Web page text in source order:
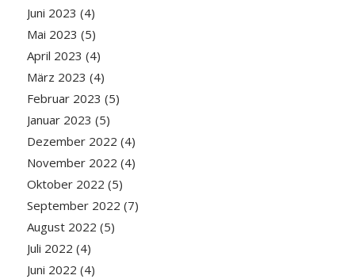
Juni 2023 (4)
Mai 2023 (5)
April 2023 (4)
März 2023 (4)
Februar 2023 (5)
Januar 2023 (5)
Dezember 2022 (4)
November 2022 (4)
Oktober 2022 (5)
September 2022 (7)
August 2022 (5)
Juli 2022 (4)
Juni 2022 (4)